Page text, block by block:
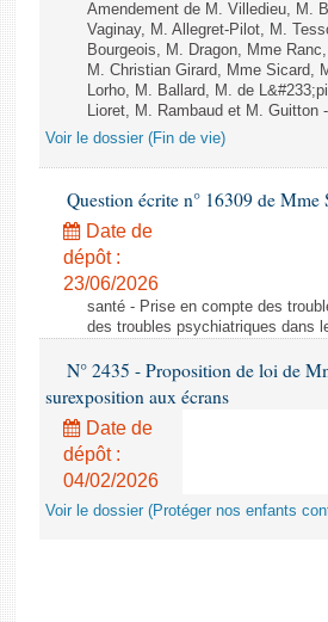
Amendement de M. Villedieu, M.
Vaginay, M. Allegret-Pilot, M.
Bourgeois, M. Dragon, Mme
M. Christian Girard, Mme Sicard,
Lorho, M. Ballard, M. de
Lioret, M. Rambaud et M. Guitton
Voir le dossier (Fin de vie)
Question écrite n° 16309 de Mme
Date de
dépôt :
23/06/2026
santé - Prise en compte des
des troubles psychiatriques dans
N° 2435 - Proposition de loi de
surexposition aux écrans
Date de
dépôt :
04/02/2026
Voir le dossier (Protéger nos enfants